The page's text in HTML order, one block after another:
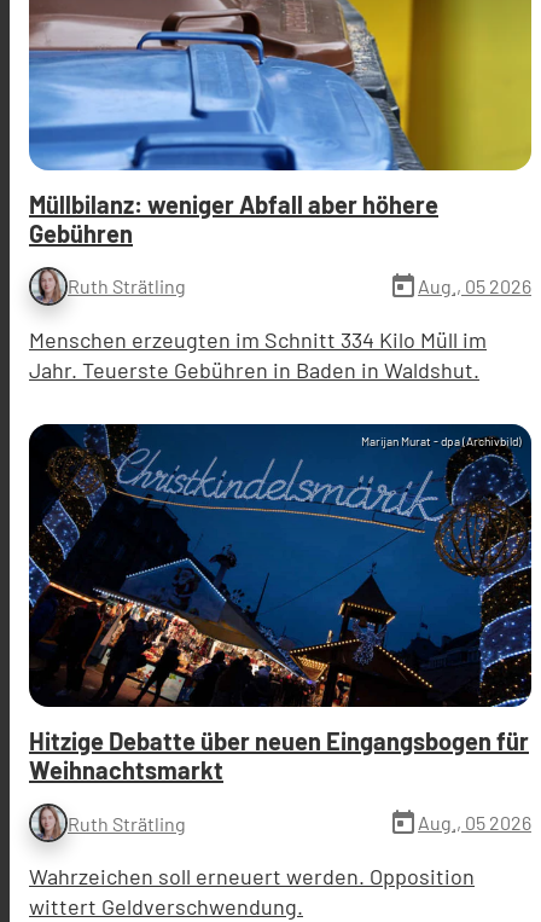
Müllbilanz: weniger Abfall aber höhere
Gebühren
Ruth Strätling today Aug., 05 2026
Menschen erzeugten im Schnitt 334 Kilo Müll im
Jahr. Teuerste Gebühren in Baden in Waldshut.
Marijan Murat - dpa (Archivbild)
Hitzige Debatte über neuen Eingangsbogen für
Weihnachtsmarkt
Ruth Strätling today Aug., 05 2026
Wahrzeichen soll erneuert werden. Opposition
wittert Geldverschwendung.